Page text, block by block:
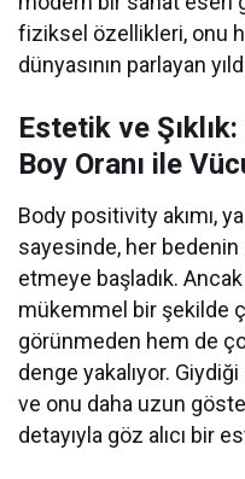
fiziksel özellikleri, onu
dünyasının parlayan
Estetik ve
Boy Oranı ile
Body positivity akımı,
sayesinde, her
etmeye başladık.
mükemmel bir şekilde
görünmeden hem de
denge yakalıyor.
ve onu daha uzun
detayıyla göz alıcı bir